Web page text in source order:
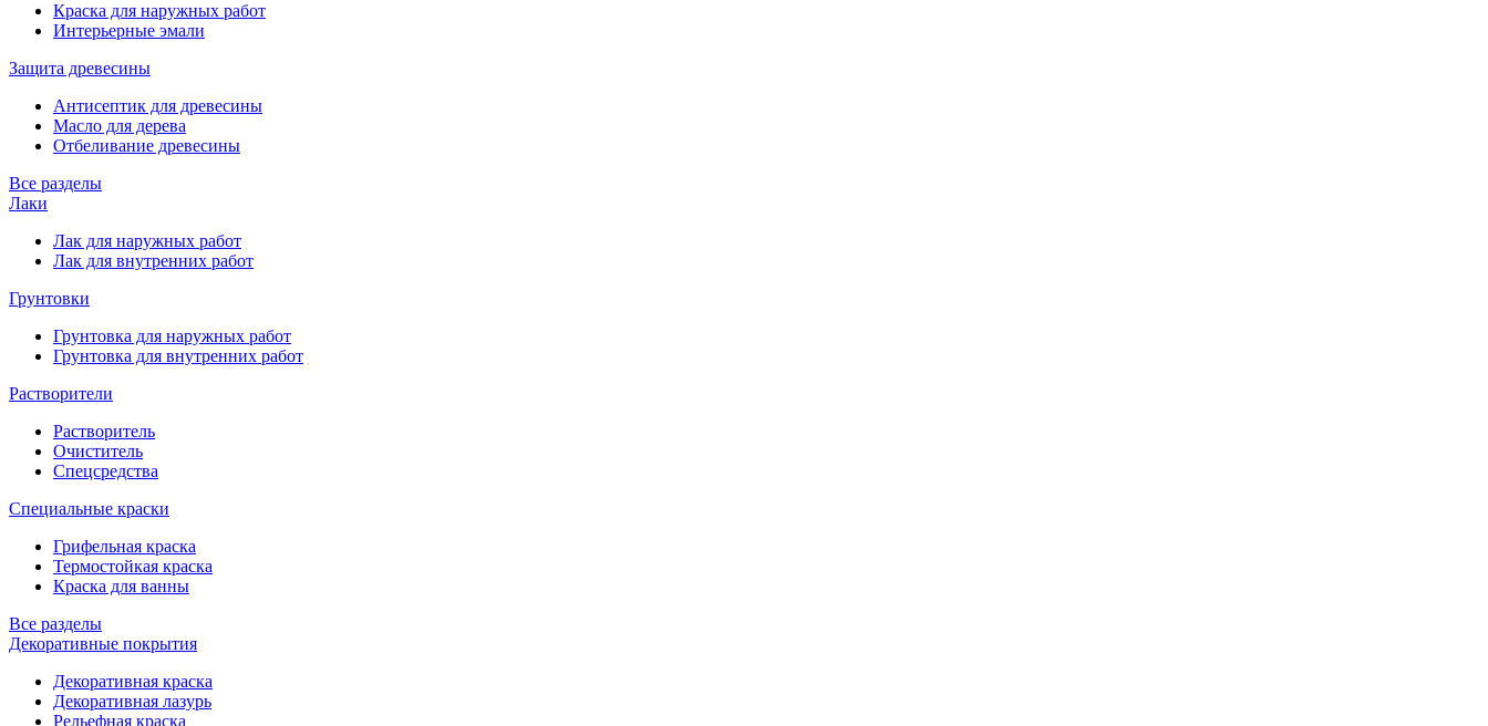
Краска для наружных работ
Интерьерные эмали
Защита древесины
Антисептик для древесины
Масло для дерева
Отбеливание древесины
Все разделы
Лаки
Лак для наружных работ
Лак для внутренних работ
Грунтовки
Грунтовка для наружных работ
Грунтовка для внутренних работ
Растворители
Растворитель
Очиститель
Спецсредства
Специальные краски
Грифельная краска
Термостойкая краска
Краска для ванны
Все разделы
Декоративные покрытия
Декоративная краска
Декоративная лазурь
Рельефная краска